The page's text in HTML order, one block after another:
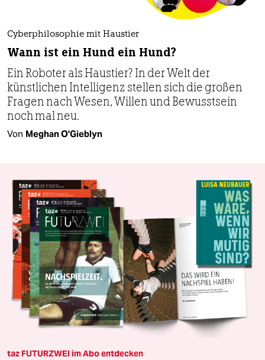
Cyberphilosophie mit Haustier
Wann ist ein Hund ein Hund?
Ein Roboter als Haustier? In der Welt der
künstlichen Intelligenz stellen sich die großen
Fragen nach Wesen, Willen und Bewusstsein
noch mal neu.
Von Meghan O'Gieblyn
taz FUTURZWEI im Abo entdecken